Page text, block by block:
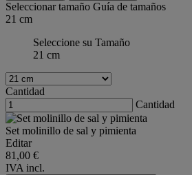
Seleccionar tamaño Guía de tamaños
21 cm
Seleccione su Tamaño
21 cm
Cantidad
Cantidad
Set molinillo de sal y pimienta
Editar
81,00 €
IVA incl.